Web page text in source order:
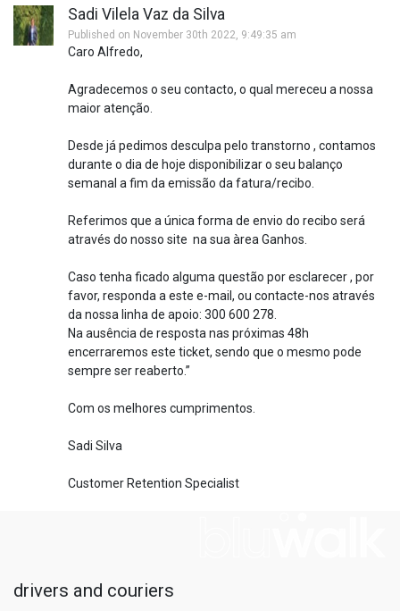
Sadi Vilela Vaz da Silva
Published on November 30th 2022, 9:49:35 am
Caro Alfredo,
Agradecemos o seu contacto, o qual mereceu a nossa
maior atenção.
Desde já pedimos desculpa pelo transtorno , contamos
durante o dia de hoje disponibilizar o seu balanço
semanal a fim da emissão da fatura/recibo.
Referimos que a única forma de envio do recibo será
através do nosso site na sua àrea Ganhos.
Caso tenha ficado alguma questão por esclarecer , por
favor, responda a este e-mail, ou contacte-nos através
da nossa linha de apoio: 300 600 278.
Na ausência de resposta nas próximas 48h
encerraremos este ticket, sendo que o mesmo pode
sempre ser reaberto.”
Com os melhores cumprimentos.
Sadi Silva
Customer Retention Specialist
drivers and couriers